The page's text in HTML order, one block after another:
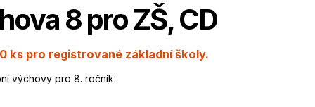
8 pro ZŠ, CD
ks pro registrované základní školy.
výchovy pro 8. ročník